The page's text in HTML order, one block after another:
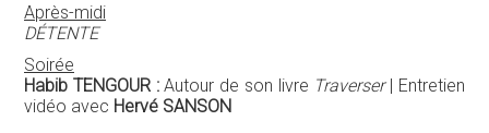
Après-midi
DÉTENTE
Soirée
Habib TENGOUR :Autour de son livre Traverser| Entretien
vidéo avec Hervé SANSON